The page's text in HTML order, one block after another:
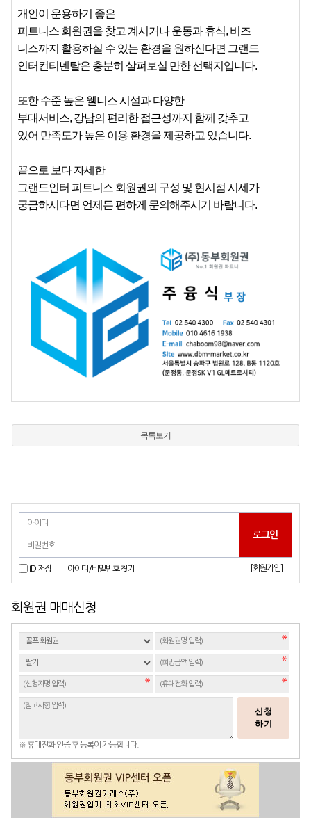
개인이 운용하기 좋은
피트니스 회원권을 찾고 계시거나 운동과 휴식, 비즈
니스까지 활용하실 수 있는 환경을 원하신다면 그랜드
인터컨티넨탈은 충분히 살펴보실 만한 선택지입니다.
또한 수준 높은 웰니스 시설과 다양한
부대서비스, 강남의 편리한 접근성까지 함께 갖추고
있어 만족도가 높은 이용 환경을 제공하고 있습니다.
끝으로 보다 자세한
그랜드인터 피트니스 회원권의 구성 및 현시점 시세가
궁금하시다면 언제든 편하게 문의해주시기 바랍니다.
목록보기
ID 저장 아이디/비밀번호 찾기 [회원가입]
회원권 매매신청
신청
하기
※ 휴대전화 인증 후 등록이 가능합니다.